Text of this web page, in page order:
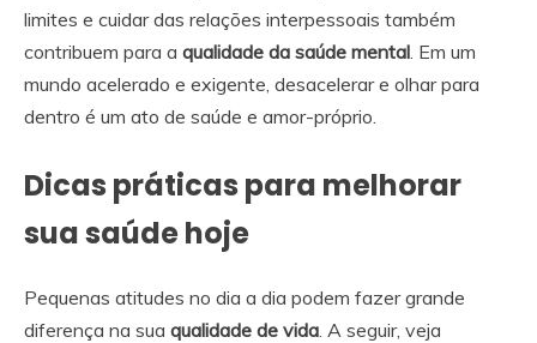
limites e cuidar das relações interpessoais também
contribuem para a qualidade da saúde mental . Em um
mundo acelerado e exigente, desacelerar e olhar para
dentro é um ato de saúde e amor-próprio.
Dicas práticas para melhorar
sua saúde hoje
Pequenas atitudes no dia a dia podem fazer grande
diferença na sua qualidade de vida . A seguir, veja